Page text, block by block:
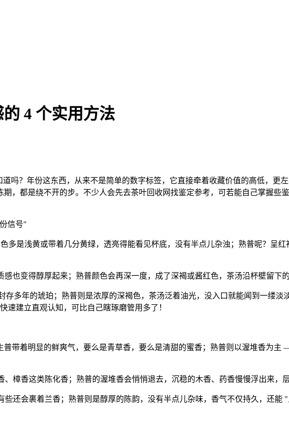
4 个实用方法
？年份这东西，从来不是简单的数字标签，它直接牵着收藏价值的高低，更
，都是绕不开的步。不少人会先去茶叶回收网找鉴定参考，可若能自己掌握些
信号"
多是浅黄或带着几分黄绿，透亮得能看见杯底，没有半点儿杂浊；熟普呢？呈
也变得醇厚起来；熟普颜色会再深一度，成了深褐或酱红色，茶汤沿杯壁留下
多年的琥珀；熟普则是浓厚的深褐色，茶汤泛着油光，没入口就能闻到一缕淡
建立直观认知，可比自己瞎琢磨管用多了！
带着明显的鲜爽气，要么是青草香，要么是清甜的蜜香；熟普则以渥堆香为
樟香这类陈化香；熟普的渥堆香会悄悄退去，沉稳的木香、药香慢慢浮出来，
还会裹着兰香；熟普则是醇厚的陈韵，没有半点儿杂味，香气不仅持久，还